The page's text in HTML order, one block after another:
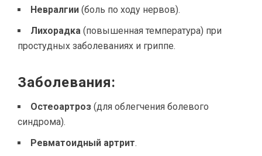
Невралгии (боль по ходу нервов).
Лихорадка (повышенная температура) при
простудных заболеваниях и гриппе.
Заболевания:
Остеоартроз (для облегчения болевого
синдрома).
Ревматоидный артрит.